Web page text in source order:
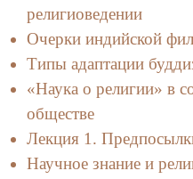
религиоведении
Очерки индийской
Типы адаптации
«Наука о религии» в
обществе
Лекция 1.
Научное знание и